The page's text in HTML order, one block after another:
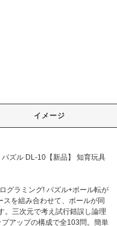
イメージ
パズル DL-10【新品】 知育玩具
グラミング! パズル+ボール転が
を組み合わせて、ボールが同
。三次元で考え試行錯誤し論理
アップの構成で全103問。簡単